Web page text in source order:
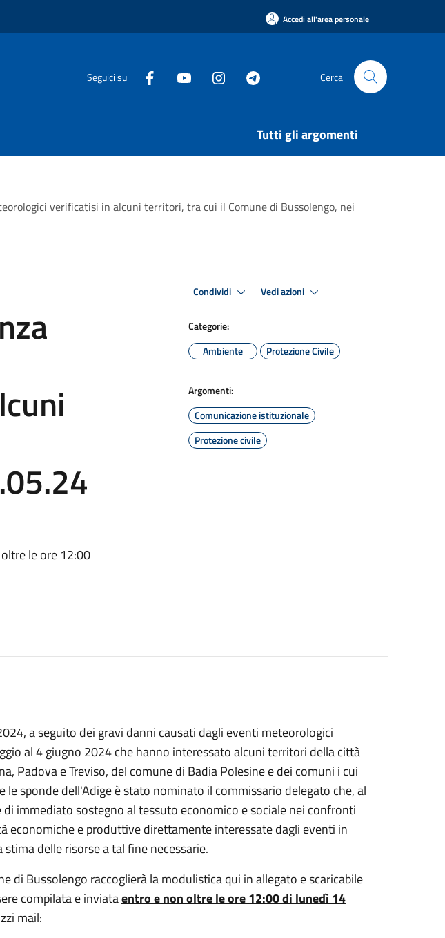
Accedi all'area personale
Seguici su Cerca
Tutti gli argomenti
verificatisi in alcuni territori, tra cui il Comune di Bussolengo, nei
le ore 12:00
Condividi Vedi azioni
Categorie:
Ambiente
Protezione Civile
Argomenti:
Comunicazione istituzionale
Protezione civile
a seguito dei gravi danni causati dagli eventi meteorologici
al 4 giugno 2024 che hanno interessato alcuni territori della città
Padova e Treviso, del comune di Badia Polesine e dei comuni i cui
sponde dell'Adige è stato nominato il commissario delegato che, al
immediato sostegno al tessuto economico e sociale nei confronti
economiche e produttive direttamente interessate dagli eventi in
delle risorse a tal fine necessarie.
di Bussolengo raccoglierà la modulistica qui in allegato e scaricabile
compilata e inviataentro e non oltre le ore 12:00 di lunedì 14
mail: